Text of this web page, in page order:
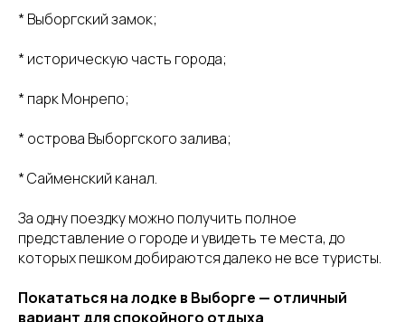
* Выборгский замок;
* историческую часть города;
* парк Монрепо;
* острова Выборгского залива;
* Сайменский канал.
За одну поездку можно получить полное
представление о городе и увидеть те места, до
которых пешком добираются далеко не все туристы.
Покататься на лодке в Выборге — отличный
вариант для спокойного отдыха